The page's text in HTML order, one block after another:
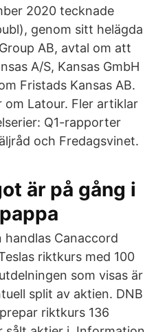
2020 tecknade
genom sitt helägda
AB, avtal om att
A/S, Kansas GmbH
Fristads Kansas AB.
om Latour. Fler artiklar
Q1-rapporter
och Fredagsvinet.
är på gång i
handlas Canaccord
riktkurs med 100
som visas är
split av aktien. DNB
riktkurs 136